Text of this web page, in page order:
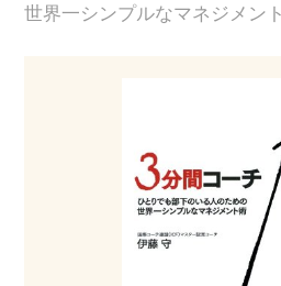
世界一シンプルなマネジメン